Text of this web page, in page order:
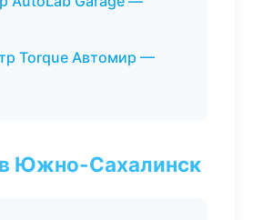
Torque Автомир —
Южно-Сахалинск